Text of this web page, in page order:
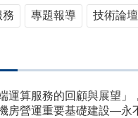
務 專題報導 技術論壇
運算服務的回顧與展望
房營運重要基礎建設—永